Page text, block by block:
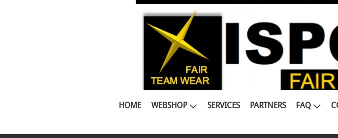
HOME WEBSHOP SERVICES PARTNERS FAQ